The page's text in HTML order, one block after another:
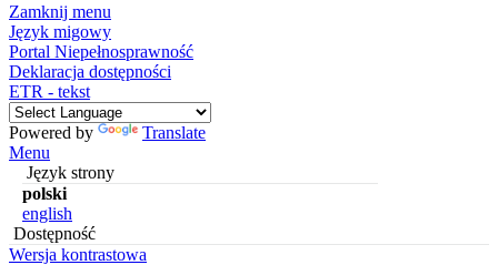
Zamknij menu
Język migowy
Portal Niepełnosprawność
Deklaracja dostępności
ETR - tekst
Powered by
Translate
Menu
Język strony
polski
english
Dostępność
Wersja kontrastowa